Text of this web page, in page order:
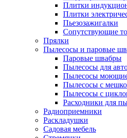
Плитки
Плитки
Пьезозажигалки
Сопутствующие
Прялки
Пылесосы и паровые
Паровые швабры
Пылесосы для
Пылесосы
Пылесосы с
Пылесосы с
Расходники для
Радиоприемники
Раскладушки
Садовая мебель